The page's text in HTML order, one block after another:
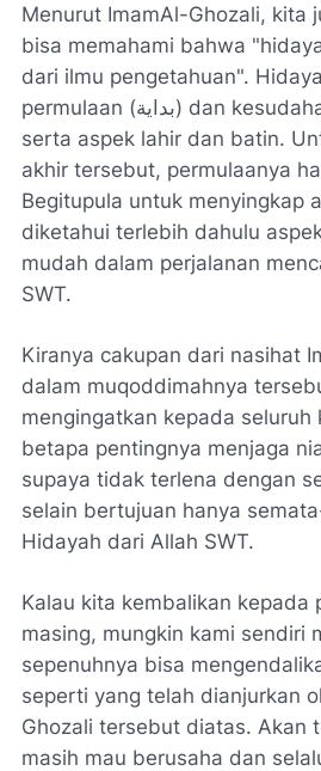
Menurut ImamAl-Ghozali, kita
bisa memahami bahwa
dari ilmu pengetahuan".
permulaan (بداية) dan kesudahan / akhir (نهاية)
serta aspek lahir dan batin.
akhir tersebut, permulaanya
Begitupula untuk menyingkap
diketahui terlebih dahulu
mudah dalam perjalanan
SWT.
Kiranya cakupan dari nasihat
dalam muqoddimahnya
mengingatkan kepada seluruh
betapa pentingnya menjaga
supaya tidak terlena dengan
selain bertujuan hanya
Hidayah dari Allah SWT.
Kalau kita kembalikan kepada
masing, mungkin kami sendiri
sepenuhnya bisa
seperti yang telah dianjurkan
Ghozali tersebut diatas. Akan
masih mau berusaha dan